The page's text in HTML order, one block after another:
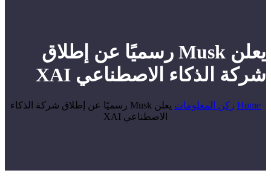
يعلن Musk رسميًا عن إطلاق
شركة الذكاء الاصطناعي XAI
Home ركن المعلومات
يعلن Musk رسميًا عن إطلاق شركة الذكاء
الاصطناعي XAI